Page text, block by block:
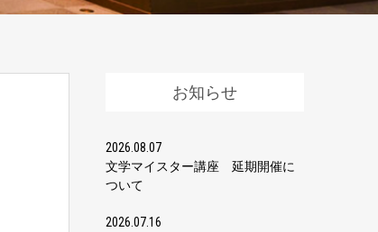
お知らせ
2026.08.07
文学マイスター講座 延期開催に
ついて
2026.07.16